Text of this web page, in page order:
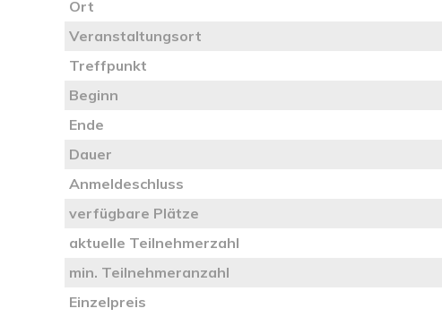
Ort
Veranstaltungsort
Treffpunkt
Beginn
Ende
Dauer
Anmeldeschluss
verfügbare Plätze
aktuelle Teilnehmerzahl
min. Teilnehmeranzahl
Einzelpreis